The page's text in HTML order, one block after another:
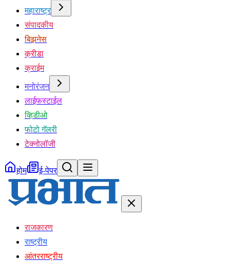
महाराष्ट्र
संपादकीय
बिझनेस
क्रीडा
क्राईम
मनोरंजन
लाईफस्टाईल
व्हिडीओ
फोटो गॅलरी
टेक्नोलॉजी
होम ई-पेपर
राजकारण
राष्ट्रीय
आंतरराष्ट्रीय